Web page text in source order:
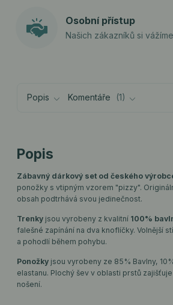
Osobní přístup
Našich zákazníků si vážíme
Popis Komentáře 1
Popis
Zábavný dárkový set od českého
ponožky s vtipným vzorem "pizzy".
obsah podtrhává svou jedinečnost.
Trenky jsou vyrobeny z kvalitní 100%
falešné zapínání na dva knoflíčky. Volnější
a pohodlí během pohybu.
Ponožky jsou vyrobeny ze 85% Bavlny,
elastanu. Plochý šev v oblasti prstů
nošení.